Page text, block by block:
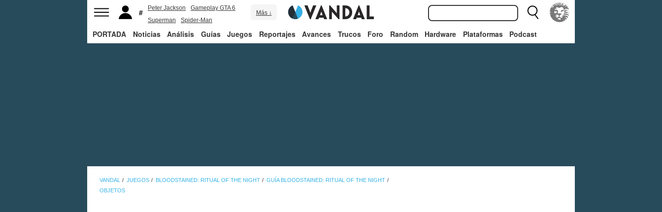
Peter Jackson
Gameplay GTA 6
Superman
Spider-Man
Más ↓
PORTADA Noticias Análisis Guías Juegos Reportajes Avances Trucos Foro Random Hardware Plataformas Podcast
VANDAL JUEGOS BLOODSTAINED: RITUAL OF THE NIGHT
GUÍA BLOODSTAINED: RITUAL OF THE NIGHT
OBJETOS